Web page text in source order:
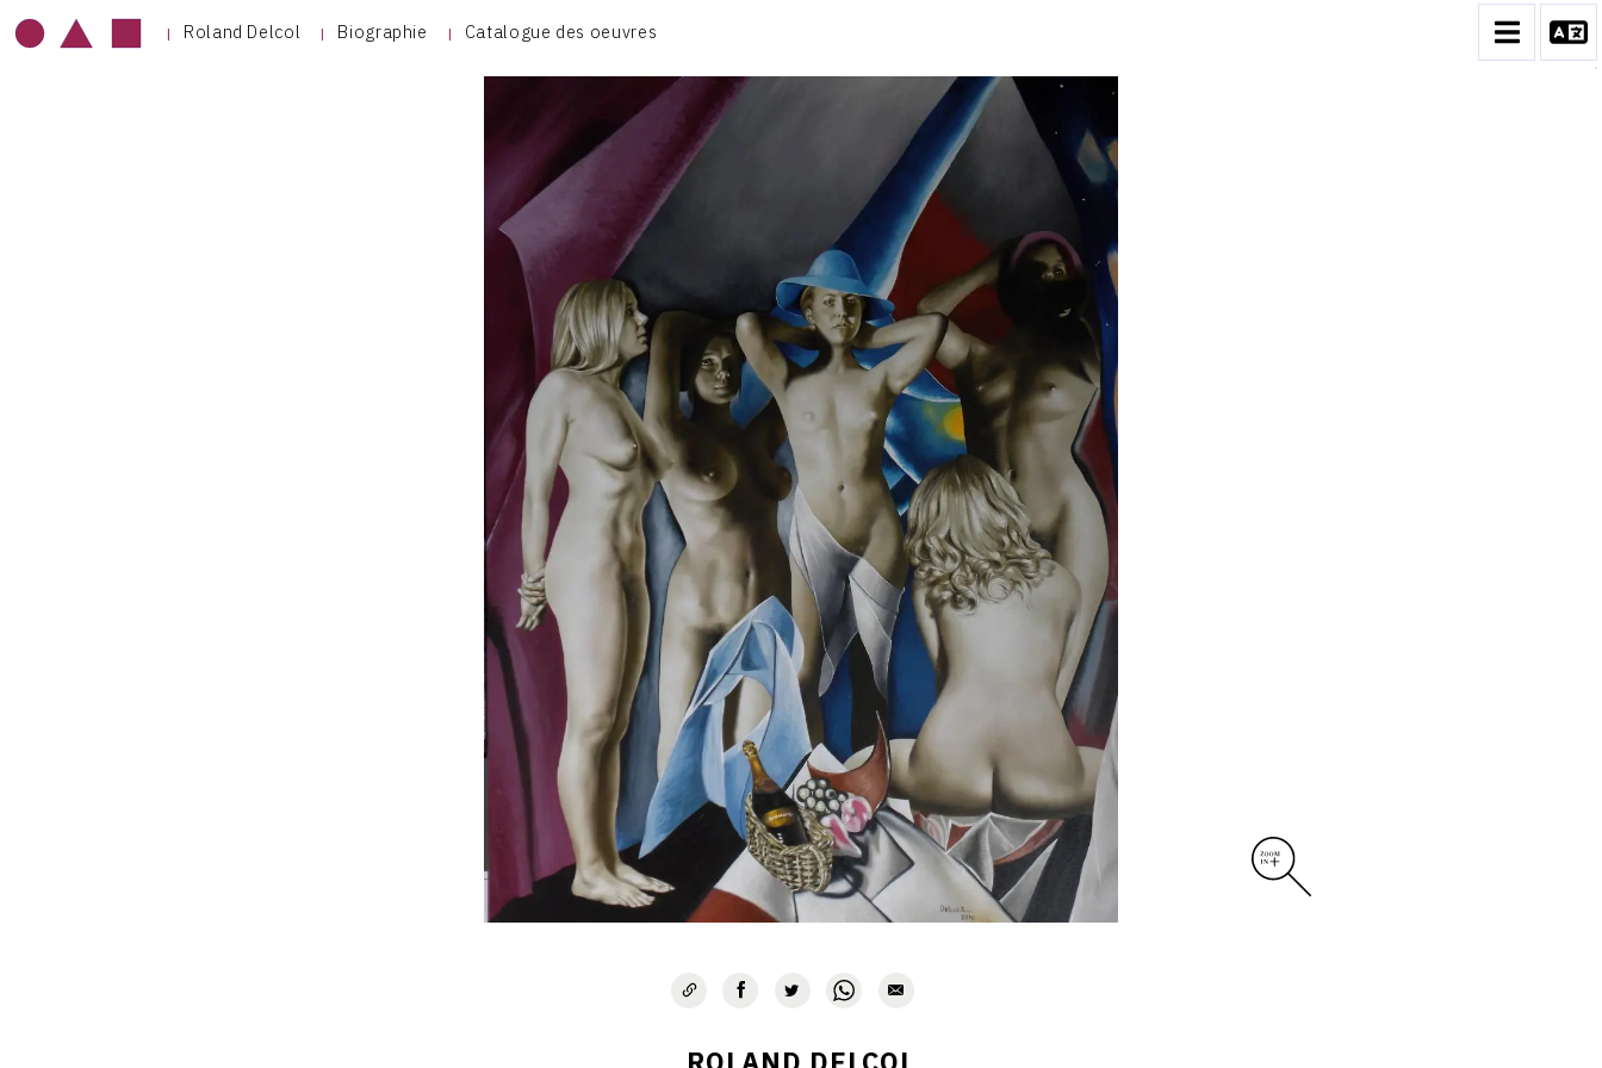
Roland Delcol Biographie Catalogue des oeuvres
CONTACT